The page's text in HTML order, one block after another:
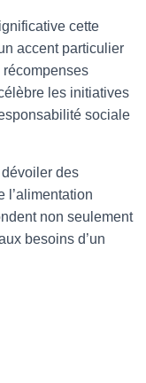
cette
accent particulier
récompenses
les initiatives
sociale
des
l’alimentation
non seulement
besoins d’un